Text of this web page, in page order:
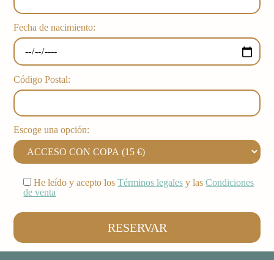
Fecha de nacimiento:
Código Postal:
Escoge una opción:
He leído y acepto losTérminos legales y lasCondiciones
de venta